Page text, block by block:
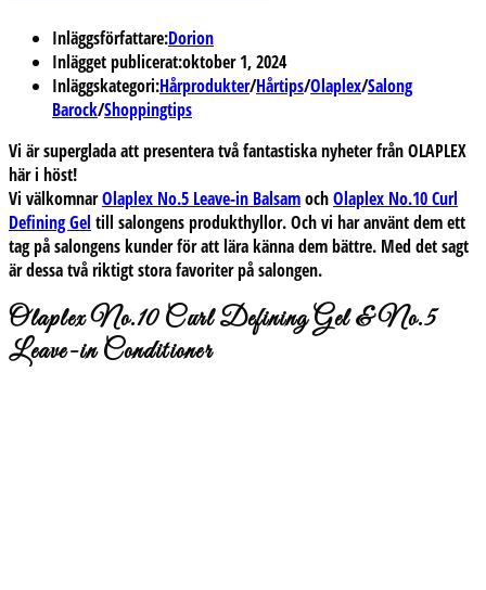
Inläggsförfattare:Dorion
Inlägget publicerat:oktober 1, 2024
Inläggskategori:Hårprodukter/Hårtips/Olaplex/Salong
Barock/Shoppingtips
Vi är superglada att presentera två fantastiska nyheter från OLAPLEX
här i höst!
Vi välkomnarOlaplex No.5 Leave-in BalsamochOlaplex No.10 Curl
Defining Gel till salongens produkthyllor. Och vi har använt dem ett
tag på salongens kunder för att lära känna dem bättre. Med det sagt
är dessa två riktigt stora favoriter på salongen.
Olaplex No.10 Curl Defining Gel & No.5
Leave-in Conditioner